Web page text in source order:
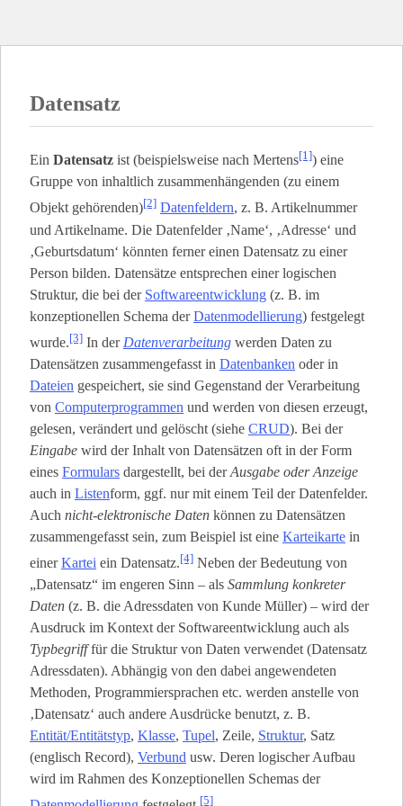
Datensatz
Ein Datensatz ist (beispielsweise nach Mertens[1]) eine
Gruppe von inhaltlich zusammenhängenden (zu einem
Objekt gehörenden)[2] Datenfeldern, z. B. Artikelnummer
und Artikelname. Die Datenfelder ‚Name‘, ‚Adresse‘ und
‚Geburtsdatum‘ könnten ferner einen Datensatz zu einer
Person bilden. Datensätze entsprechen einer logischen
Struktur, die bei der Softwareentwicklung (z. B. im
konzeptionellen Schema derDatenmodellierung) festgelegt
wurde.[3] In der Datenverarbeitung werden Daten zu
Datensätzen zusammengefasst in Datenbanken oder in
Dateien gespeichert, sie sind Gegenstand der Verarbeitung
von Computerprogrammen und werden von diesen erzeugt,
gelesen, verändert und gelöscht (siehe CRUD). Bei der
Eingabe wird der Inhalt von Datensätzen oft in der Form
eines Formulars dargestellt, bei derAusgabe oder Anzeige
auch in Listen­form, ggf. nur mit einem Teil der Datenfelder.
Auch nicht-elektronische Daten können zu Datensätzen
zusammengefasst sein, zum Beispiel ist eine Karteikarte in
einerKartei ein Datensatz.[4] Neben der Bedeutung von
„Datensatz“ im engeren Sinn – als Sammlung konkreter
Daten (z. B. die Adressdaten von Kunde Müller) – wird der
Ausdruck im Kontext der Softwareentwicklung auch als
Typbegrifffür die Struktur von Daten verwendet (Datensatz
Adressdaten). Abhängig von den dabei angewendeten
Methoden, Programmiersprachen etc. werden anstelle von
‚Datensatz‘ auch andere Ausdrücke benutzt, z. B.
Entität/Entitätstyp, Klasse, Tupel, Zeile, Struktur, Satz
(englisch Record), Verbund usw. Deren logischer Aufbau
wird im Rahmen des Konzeptionellen Schemas der
[5]